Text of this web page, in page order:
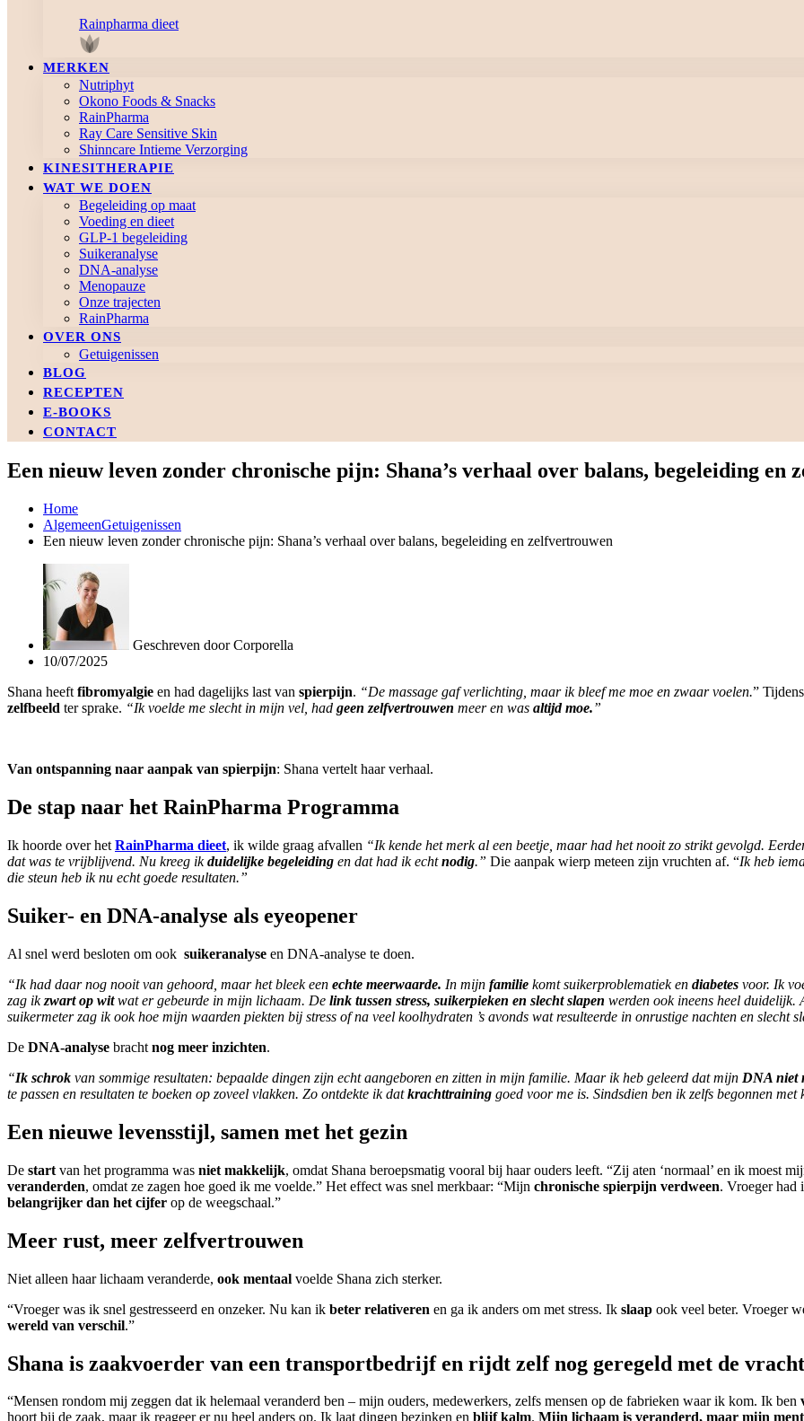
Rainpharma dieet
MERKEN
Nutriphyt
Okono Foods & Snacks
RainPharma
Ray Care Sensitive Skin
Shinncare Intieme Verzorging
KINESITHERAPIE
WAT WE DOEN
Begeleiding op maat
Voeding en dieet
GLP-1 begeleiding
Suikeranalyse
DNA-analyse
Menopauze
Onze trajecten
RainPharma
OVER ONS
Getuigenissen
BLOG
RECEPTEN
E-BOOKS
CONTACT
Een nieuw leven zonder chronische pijn: Shana’s verhaal over balans, begeleiding en
Home
AlgemeenGetuigenissen
Een nieuw leven zonder chronische pijn: Shana’s verhaal over balans, begeleiding en zelfvertrouwen
Geschreven doorCorporella
10/07/2025
Shana heeft fibromyalgie en had dagelijks last van spierpijn. “De massage gaf verlichting, maar ik bleef me moe en zwaar voelen.”
zelfbeeld ter sprake. “Ik voelde me slecht in mijn vel, had geen zelfvertrouwen meer en was altijd moe.”
Van ontspanning naar aanpak van spierpijn: Shana vertelt haar verhaal.
De stap naar het RainPharma Programma
Ik hoorde over het RainPharma dieet, ik wilde graag afvallen “Ik kende het merk al een beetje, maar had het nooit zo strikt gevolgd.
dat was te vrijblijvend. Nu kreeg ikduidelijke begeleiding en dat had ik echtnodig.” Die aanpak wierp meteen zijn vruchten af. “Ik heb
die steun heb ik nu echt goede resultaten.”
Suiker- en DNA-analyse als eyeopener
Al snel werd besloten om ook suikeranalyse en DNA-analyse te doen.
“Ik had daar nog nooit van gehoord, maar het bleek een echte meerwaarde. In mijn familie komt suikerproblematiek en diabetes voor. Ik
zag ikzwart op witwat er gebeurde in mijn lichaam. De link tussen stress, suikerpieken en slecht slapen werden ook ineens heel duidelijk.
suikermeter zag ik ook hoe mijn waarden piekten bij stress of na veel koolhydraten ’s avonds wat resulteerde in onrustige nachten en slecht
De DNA-analyse bracht nog meer inzichten.
“Ik schrok van sommige resultaten: bepaalde dingen zijn echt aangeboren en zitten in mijn familie. Maar ik heb geleerd dat mijn DNA niet
te passen en resultaten te boeken op zoveel vlakken. Zo ontdekte ik datkrachttraining goed voor me is. Sindsdien ben ik zelfs begonnen met
Een nieuwe levensstijl, samen met het gezin
De start van het programma was niet makkelijk, omdat Shana beroepsmatig vooral bij haar ouders leeft. “Zij aten ‘normaal’ en ik moest
veranderden, omdat ze zagen hoe goed ik me voelde.” Het effect was snel merkbaar: “Mijn chronische spierpijn verdween. Vroeger had
belangrijker dan het cijfer op de weegschaal.”
Meer rust, meer zelfvertrouwen
Niet alleen haar lichaam veranderde, ook mentaal voelde Shana zich sterker.
“Vroeger was ik snel gestresseerd en onzeker. Nu kan ik beter relativeren en ga ik anders om met stress. Ik slaap ook veel beter. Vroeger
wereld van verschil.”
Shana is zaakvoerder van een transportbedrijfen rijdt zelf nog geregeld met de
“Mensen rondom mij zeggen dat ik helemaal veranderd ben – mijn ouders, medewerkers, zelfs mensen op de fabrieken waar ik kom. Ik ben
hoort bij de zaak, maar ik reageer er nu heel anders op. Ik laat dingen bezinken en blijf kalm. Mijn lichaam is veranderd, maar mijn